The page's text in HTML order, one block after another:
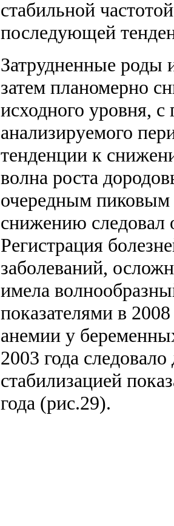
стабильной
последующей
Затрудненные роды
затем планомерно
исходного уровня,
анализируемого
тенденции к
волна роста
очередным пиковым
снижению следовал
Регистрация
заболеваний,
имела
показателями в
анемии у
2003 года
стабилизацией
года (рис.29).